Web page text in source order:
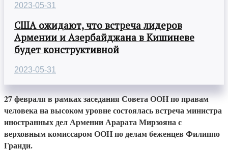
2023-05-31
США ожидают, что встреча лидеров
Армении и Азербайджана в Кишиневе
будет конструктивной
2023-05-31
27 февраля в рамках заседания Совета ООН по правам
человека на высоком уровне состоялась встреча министра
иностранных дел Армении Арарата Мирзояна с
верховным комиссаром ООН по делам беженцев Филиппо
Гранди.